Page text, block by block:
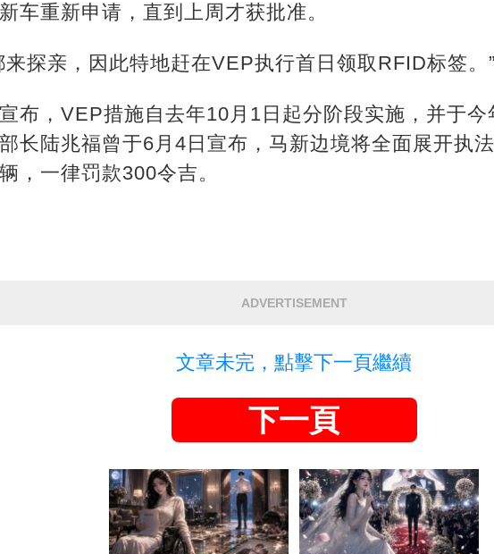
车重新申请，直到上周才获批准。
来探亲，因此特地赶在VEP执行首日领取RFID标签。
布，VEP措施自去年10月1日起分阶段实施，并于
长陆兆福曾于6月4日宣布，马新边境将全面展开执
，一律罚款300令吉。
ADVERTISEMENT
文章未完，點擊下一頁繼續
下一頁